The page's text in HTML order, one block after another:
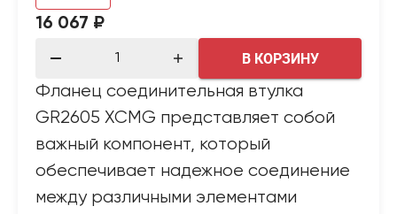
16 067 ₽
В КОРЗИНУ
Фланец соединительная втулка
GR2605 XCMG представляет собой
важный компонент, который
обеспечивает надежное соединение
между различными элементами